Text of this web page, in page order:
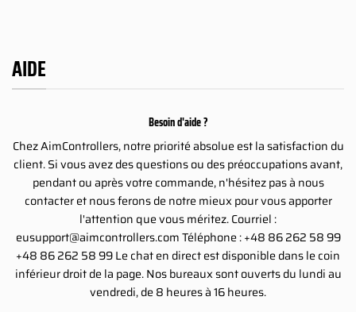
AIDE
Besoin d'aide ?
Chez AimControllers, notre priorité absolue est la satisfaction du
client. Si vous avez des questions ou des préoccupations avant,
pendant ou après votre commande, n'hésitez pas à nous
contacter et nous ferons de notre mieux pour vous apporter
l'attention que vous méritez. Courriel :
eusupport@aimcontrollers.comTéléphone : +48 86 262 58 99
+48 86 262 58 99 Le chat en direct est disponible dans le coin
inférieur droit de la page. Nos bureaux sont ouverts du lundi au
vendredi, de 8 heures à 16 heures.